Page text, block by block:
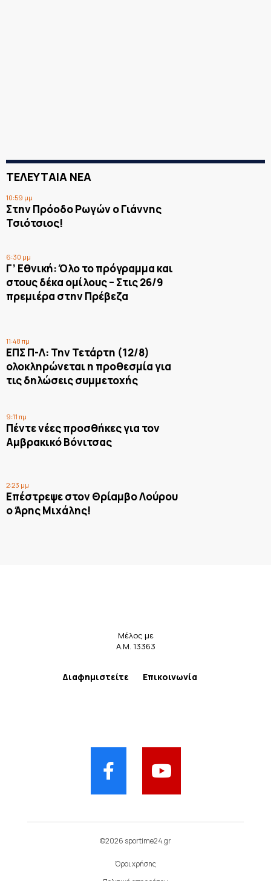
ΤΕΛΕΥΤΑΙΑ ΝΕΑ
10:59 μμ
Στην Πρόοδο Ρωγών ο Γιάννης
Τσιότσιος!
6:30 μμ
Γ’ Εθνική: Όλο το πρόγραμμα και
στους δέκα ομίλους – Στις 26/9
πρεμιέρα στην Πρέβεζα
11:48 πμ
ΕΠΣ Π-Λ: Την Τετάρτη (12/8)
ολοκληρώνεται η προθεσμία για
τις δηλώσεις συμμετοχής
9:11 πμ
Πέντε νέες προσθήκες για τον
Αμβρακικό Βόνιτσας
2:23 μμ
Επέστρεψε στον Θρίαμβο Λούρου
ο Άρης Μιχάλης!
Μέλος με
Α.Μ. 13363
Διαφημιστείτε Επικοινωνία
©2026 sportime24.gr
Όροι χρήσης